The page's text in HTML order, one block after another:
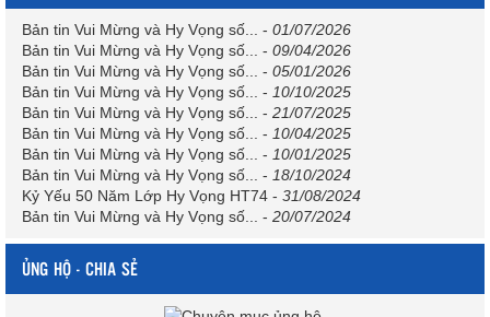
Bản tin Vui Mừng và Hy Vọng số... - 01/07/2026
Bản tin Vui Mừng và Hy Vọng số...
- 09/04/2026
Bản tin Vui Mừng và Hy Vọng số...
- 05/01/2026
Bản tin Vui Mừng và Hy Vọng số...
- 10/10/2025
Bản tin Vui Mừng và Hy Vọng số...
- 21/07/2025
Bản tin Vui Mừng và Hy Vọng số...
- 10/04/2025
Bản tin Vui Mừng và Hy Vọng số...
- 10/01/2025
Bản tin Vui Mừng và Hy Vọng số...
- 18/10/2024
Kỷ Yếu 50 Năm Lớp Hy Vọng HT74 - 31/08/2024
Bản tin Vui Mừng và Hy Vọng số...
- 20/07/2024
ỦNG HỘ - CHIA SẺ